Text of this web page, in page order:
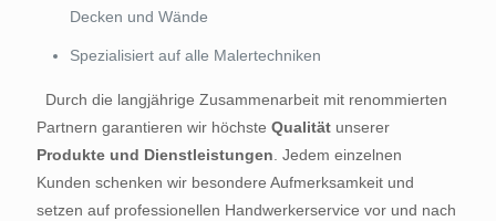
Decken und Wände
Spezialisiert auf alle Malertechniken
Durch die langjährige Zusammenarbeit mit renommierten
Partnern garantieren wir höchste Qualität unserer
Produkte und Dienstleistungen . Jedem einzelnen
Kunden schenken wir besondere Aufmerksamkeit und
setzen auf professionellen Handwerkerservice vor und nach